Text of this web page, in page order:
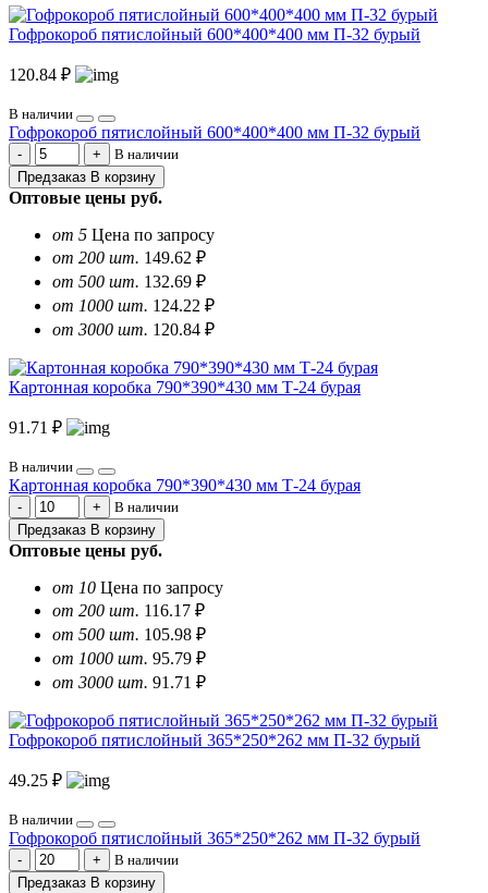
Гофрокороб пятислойный 600*400*400 мм П-32 бурый
120.84 ₽
В наличии
Гофрокороб пятислойный 600*400*400 мм П-32 бурый
В наличии
Предзаказ В корзину
Оптовые цены руб.
от 5 Цена по запросу
от 200 шт. 149.62 ₽
от 500 шт. 132.69 ₽
от 1000 шт. 124.22 ₽
от 3000 шт. 120.84 ₽
Картонная коробка 790*390*430 мм Т-24 бурая
91.71 ₽
В наличии
Картонная коробка 790*390*430 мм Т-24 бурая
В наличии
Предзаказ В корзину
Оптовые цены руб.
от 10 Цена по запросу
от 200 шт. 116.17 ₽
от 500 шт. 105.98 ₽
от 1000 шт. 95.79 ₽
от 3000 шт. 91.71 ₽
Гофрокороб пятислойный 365*250*262 мм П-32 бурый
49.25 ₽
В наличии
Гофрокороб пятислойный 365*250*262 мм П-32 бурый
В наличии
Предзаказ В корзину